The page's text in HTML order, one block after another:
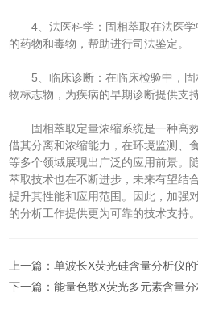
4、法医科学：固相萃取在法医学
的药物和毒物，帮助进行司法鉴定。
5、临床诊断：在临床检验中，固
物标志物，为疾病的早期诊断提供支持
固相萃取定量浓缩系统是一种高
借其分离和浓缩能力，在环境监测、
等多个领域展现出广泛的应用前景。
萃取技术也在不断进步，未来有望结
提升其性能和应用范围。因此，加强
的分析工作提供更为可靠的技术支持。
上一篇：单波长X荧光硅含量分析仪
下一篇：能量色散X荧光多元素含量